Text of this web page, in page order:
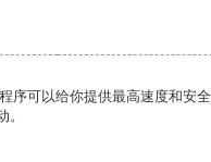
序可以给你提供最高速度和安